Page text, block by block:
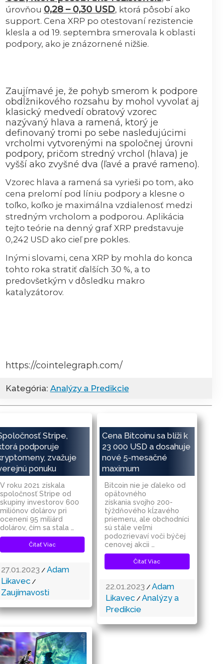
úrovňou 0,28 – 0,30 USD, ktorá pôsobí ako
support. Cena XRP po otestovaní rezistencie
klesla a od 19. septembra smerovala k oblasti
podpory, ako je znázornené nižšie.
Zaujímavé je, že pohyb smerom k podpore
obdĺžnikového rozsahu by mohol vyvolať aj
klasický medvedí obratový vzorec
nazývaný hlava a ramená, ktorý je
definovaný tromi po sebe nasledujúcimi
vrcholmi vytvorenými na spoločnej úrovni
podpory, pričom stredný vrchol (hlava) je
vyšší ako zvyšné dva (ľavé a pravé rameno).
Vzorec hlava a ramená sa vyrieši po tom, ako
cena prelomí pod líniu podpory a klesne o
toľko, koľko je maximálna vzdialenosť medzi
stredným vrcholom a podporou. Aplikácia
tejto teórie na denný graf XRP predstavuje
0,242 USD ako cieľ pre pokles.
Inými slovami, cena XRP by mohla do konca
tohto roka stratiť ďalších 30 %, a to
predovšetkým v dôsledku makro
katalyzátorov.
https://cointelegraph.com/
Kategória: Analýzy a Predikcie
Stripe,
podporuje
zvažuje
ponuku
V roku 2021 získala
spoločnosť Stripe od
skupiny investorov 600
miliónov dolárov pri
ocenení 95 miliárd
dolárov, čím sa stala …
Čítať Viac
27.01.2023 / Adam
Likavec/
Zaujímavosti
Cena Bitcoinu sa blíži k
23 000 USD a dosahuje
nové 5-mesačné
maximum
Bitcoin nie je ďaleko od
opätovného
získania svojho 200-
týždňového kĺzavého
priemeru, ale obchodníci
sú stále veľmi
podozrievaví voči býčej
cenovej akcii …
Čítať Viac
22.01.2023 /Adam
Likavec /Analýzy a
Predikcie